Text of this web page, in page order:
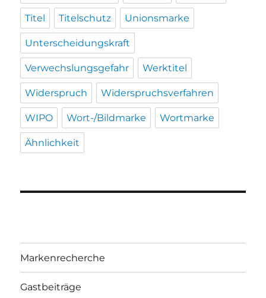
Titel Titelschutz Unionsmarke
Unterscheidungskraft
Verwechslungsgefahr Werktitel
Widerspruch Widerspruchsverfahren
WIPO Wort-/Bildmarke Wortmarke
Ähnlichkeit
Markenrecherche
Gastbeiträge